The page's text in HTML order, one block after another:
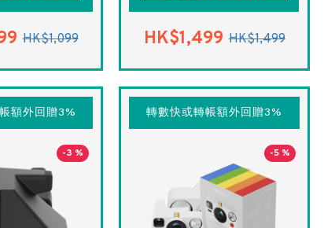
HK$1,099 HK$1,499 HK$1,499
額外回贈3%
-3 %
轉數快或轉帳額外回贈3%
-5 %